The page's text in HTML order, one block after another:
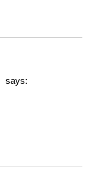
says: